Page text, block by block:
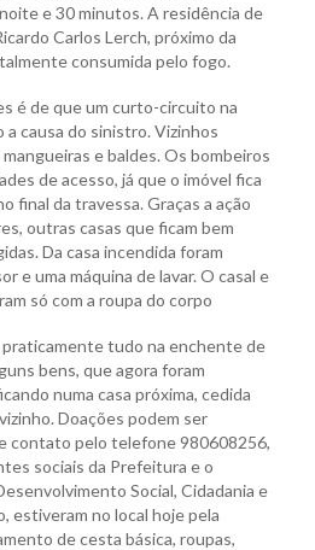
e 30 minutos. A residência de
Carlos Lerch, próximo da
consumida pelo fogo.
é de que um curto-circuito na
causa do sinistro. Vizinhos
e baldes. Os bombeiros
de acesso, já que o imóvel fica
final da travessa. Graças a ação
outras casas que ficam bem
Da casa incendida foram
e uma máquina de lavar. O casal e
só com a roupa do corpo
tudo na enchente de
bens, que agora foram
numa casa próxima, cedida
Doações podem ser
contato pelo telefone 980608256,
sociais da Prefeitura e o
Social, Cidadania e
estiveram no local hoje pela
de cesta básica, roupas,